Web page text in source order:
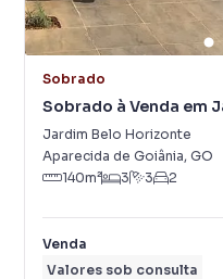
Sobrado
Sobrado à Venda em
Jardim Belo Horizonte
Aparecida de Goiânia, GO
140m² 3 3 2
Venda
Valores sob consulta